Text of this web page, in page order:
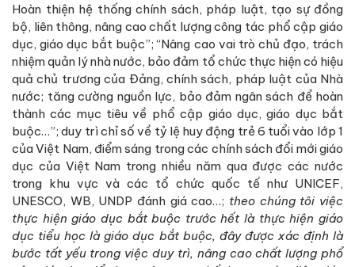
Hoàn thiện hệ thống chính sách, pháp luật, tạo sự đồng
bộ, liên thông, nâng cao chất lượng công tác phổ cập giáo
dục, giáo dục bắt buộc”; “Nâng cao vai trò chủ đạo, trách
nhiệm quản lý nhà nước, bảo đảm tổ chức thực hiện có hiệu
quả chủ trương của Đảng, chính sách, pháp luật của Nhà
nước; tăng cường nguồn lực, bảo đảm ngân sách để hoàn
thành các mục tiêu về phổ cập giáo dục, giáo dục bắt
buộc…”; duy trì chỉ số về tỷ lệ huy động trẻ 6 tuổi vào lớp 1
của Việt Nam, điểm sáng trong các chính sách đổi mới giáo
dục của Việt Nam trong nhiều năm qua được các nước
trong khu vực và các tổ chức quốc tế như UNICEF,
UNESCO, WB, UNDP đánh giá cao…; theo chúng tôi việc
thực hiện giáo dục bắt buộc trước hết là thực hiện giáo
dục tiểu học là giáo dục bắt buộc, đây được xác định là
bước tất yếu trong việc duy trì, nâng cao chất lượng phổ